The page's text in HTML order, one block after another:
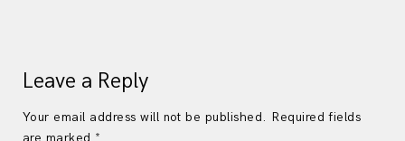
Leave a Reply
Your email address will not be published. Required fields
are marked *